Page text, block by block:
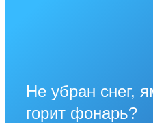
Не убран снег,
горит фонарь?